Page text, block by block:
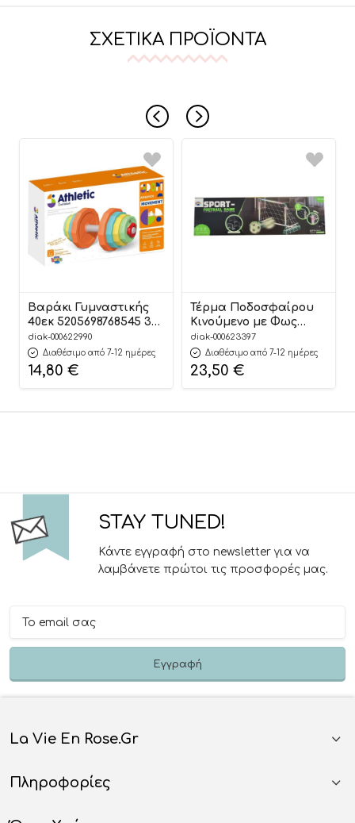
ΣΧΕΤΙΚΆ ΠΡΟΪΌΝΤΑ
Βαράκι Γυμναστικής
40εκ 5205698768545 3+
– Luna
diak-000622990
Διαθέσιμο από 7-12 ημέρες
14,80 €
Τέρμα Ποδοσφαίρου
Κινούμενο με Φως
(61,5×30,5×43,5εκ)
5205698831867 3+ –
Luna
diak-000623397
Διαθέσιμο από 7-12 ημέρες
23,50 €
STAY TUNED!
Κάντε εγγραφή στο newsletter για να
λαμβάνετε πρώτοι τις προσφορές μας.
La Vie En Rose.gr
Πληροφορίες